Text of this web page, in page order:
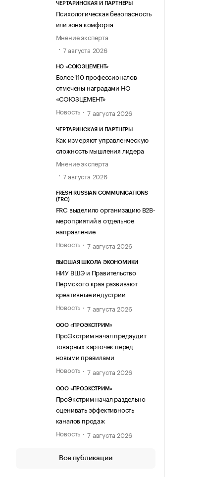
ЧЕРТАРИНСКАЯ И ПАРТНЕРЫ
Психологическая безопасность
или зона комфорта
Мнение эксперта
7 августа 2026
НО «СОЮЗЦЕМЕНТ»
Более 110 профессионалов
отмечены наградами НО
«СОЮЗЦЕМЕНТ»
Новость
7 августа 2026
ЧЕРТАРИНСКАЯ И ПАРТНЕРЫ
Как измеряют управленческую
сложность мышления лидера
Мнение эксперта
7 августа 2026
FRESH RUSSIAN COMMUNICATIONS
(FRC)
FRC выделило организацию B2B-
мероприятий в отдельное
направление
Новость
7 августа 2026
ВЫСШАЯ ШКОЛА ЭКОНОМИКИ
НИУ ВШЭ и Правительство
Пермского края развивают
креативные индустрии
Новость
7 августа 2026
ООО «ПРОЭКСТРИМ»
ПроЭкстрим начал предаудит
товарных карточек перед
новыми правилами
Новость
7 августа 2026
ООО «ПРОЭКСТРИМ»
ПроЭкстрим начал раздельно
оценивать эффективность
каналов продаж
Новость
7 августа 2026
Все публикации